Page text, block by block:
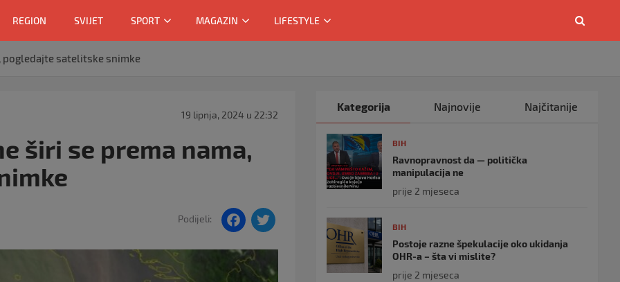
REGION SVIJET SPORT MAGAZIN LIFESTYLE
pogledajte satelitske snimke
19 lipnja, 2024 u 22:32
širi se prema nama,
Podijeli:
F
c
Kategorija Najnovije Najčitanije
BIH
Ravnopravnost da — politička
manipulacija ne
prije 2 mjeseca
BIH
Postoje razne špekulacije oko ukidanja
OHR-a – šta vi mislite?
prije 2 mjeseca